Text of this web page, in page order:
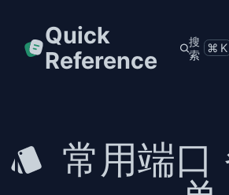
Quick
Reference
搜
索
⌘K
常用端口